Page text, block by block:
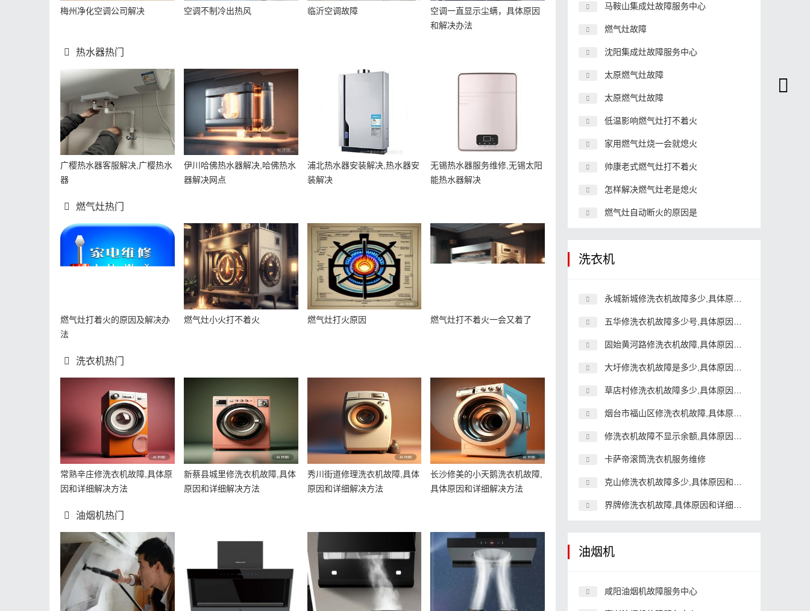
梅州净化空调公司解决 空调不制冷出热风 临沂空调故障
空调一直显示尘螨，具体原因
和解决办法
热水器热门
广樱热水器客服解决,广樱热水
器
伊川哈佛热水器解决,哈佛热水
器解决网点
浦北热水器安装解决,热水器安
装解决
无锡热水器服务维修,无锡太阳
能热水器解决
燃气灶热门
燃气灶打着火的原因及解决办
法
燃气灶小火打不着火 燃气灶打火原因 燃气灶打不着火一会又着了
洗衣机热门
常熟辛庄修洗衣机故障,具体原
因和详细解决方法
新蔡县城里修洗衣机故障,具体
原因和详细解决方法
秀川街道修理洗衣机故障,具体
原因和详细解决方法
长沙修美的小天鹅洗衣机故障,
具体原因和详细解决方法
油烟机热门
马鞍山集成灶故障服务中心
燃气灶故障
沈阳集成灶故障服务中心
太原燃气灶故障
太原燃气灶故障
低温影响燃气灶打不着火
家用燃气灶烧一会就熄火
帅康老式燃气灶打不着火
怎样解决燃气灶老是熄火
燃气灶自动断火的原因是
洗衣机
永城新城修洗衣机故障多少,具体原因和详细解决方法
五华修洗衣机故障多少号,具体原因和详细解决方法
固始黄河路修洗衣机故障,具体原因和详细解决方法
大圩修洗衣机故障是多少,具体原因和详细解决方法
草店村修洗衣机故障多少,具体原因和详细解决方法
烟台市福山区修洗衣机故障,具体原因和详细解决方法
修洗衣机故障不显示余额,具体原因和详细解决方法
卡萨帝滚筒洗衣机服务维修
克山修洗衣机故障多少,具体原因和详细解决方法
界牌修洗衣机故障,具体原因和详细解决方法
油烟机
咸阳油烟机故障服务中心